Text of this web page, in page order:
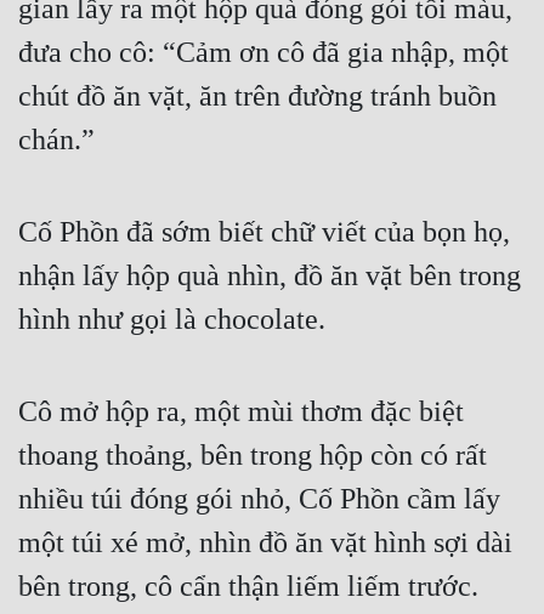
gian lấy ra một hộp quà đóng gói tối màu,
đưa cho cô: “Cảm ơn cô đã gia nhập, một
chút đồ ăn vặt, ăn trên đường tránh buồn
chán.”
Cố Phồn đã sớm biết chữ viết của bọn họ,
nhận lấy hộp quà nhìn, đồ ăn vặt bên trong
hình như gọi là chocolate.
Cô mở hộp ra, một mùi thơm đặc biệt
thoang thoảng, bên trong hộp còn có rất
nhiều túi đóng gói nhỏ, Cố Phồn cầm lấy
một túi xé mở, nhìn đồ ăn vặt hình sợi dài
bên trong, cô cẩn thận liếm liếm trước.